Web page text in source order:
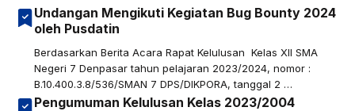
Undangan Mengikuti Kegiatan Bug Bounty 2024
oleh Pusdatin
Berdasarkan Berita Acara Rapat Kelulusan Kelas XII SMA
Negeri 7 Denpasar tahun pelajaran 2023/2024, nomor :
B.10.400.3.8/536/SMAN 7 DPS/DIKPORA, tanggal 2 …
Pengumuman Kelulusan Kelas 2023/2004